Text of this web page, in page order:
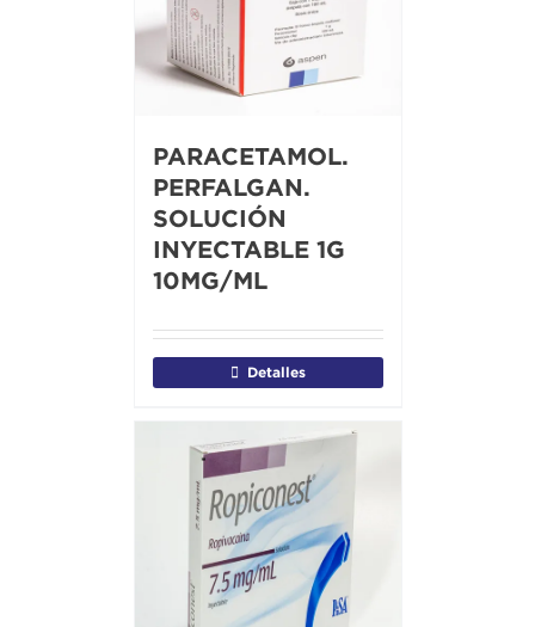
PARACETAMOL.
PERFALGAN.
SOLUCIÓN
INYECTABLE 1G
10MG/ML
Detalles